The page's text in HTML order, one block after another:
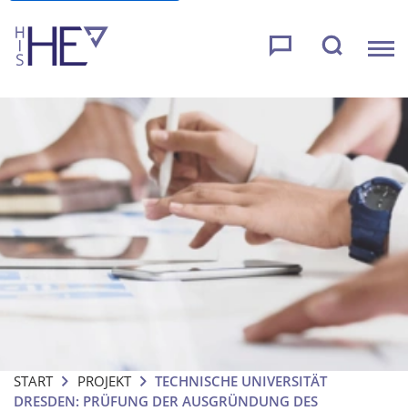
START PROJEKT
TECHNISCHE UNIVERSITÄT
DRESDEN: PRÜFUNG DER AUSGRÜNDUNG DES